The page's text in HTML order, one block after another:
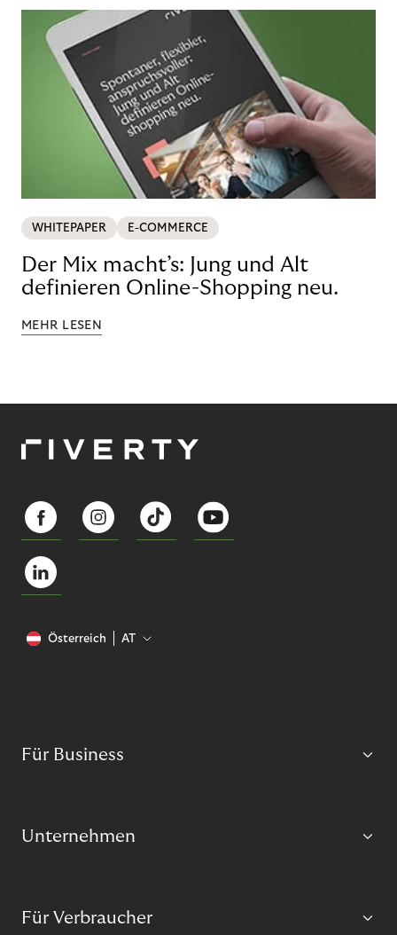
WHITEPAPER E-COMMERCE
Der Mix macht’s: Jung und Alt
definieren Online-Shopping neu.
MEHR LESEN
Österreich AT
Für Business
Unternehmen
Für Verbraucher